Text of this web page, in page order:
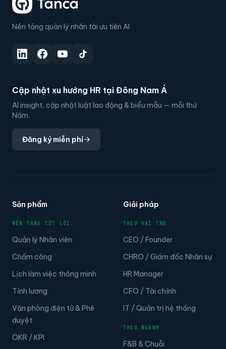
Nền tảng quản lý nhân tài ưu tiên AI
Cập nhật xu hướng HR tại Đông Nam Á
AI insight, cập nhật luật lao động & biểu mẫu — mỗi thứ
Năm.
Đăng ký miễn phí
Sản phẩm
NỀN TẢNG CỐT LÕI
Quản lý Nhân viên
Chấm công
Lịch làm việc thông minh
Tính lương
Văn phòng điện tử & Phê
duyệt
OKR / KPI
Giải pháp
THEO VAI TRÒ
CEO / Founder
CHRO / Giám đốc Nhân sự
HR Manager
CFO / Tài chính
IT / Quản trị hệ thống
THEO NGÀNH
F&B & Chuỗi